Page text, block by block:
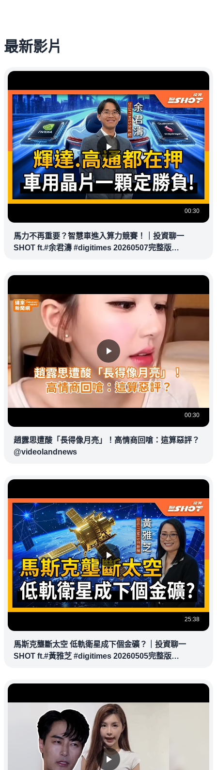
最新影片
00:30
馬力不再重要？智慧車進入算力競賽！｜投資聊一
SHOT ft.#余君濤 #digitimes 20260507完整版
00:30
趙露思遭酸「長得像月亮」！高情商回嗆：這算惡評？
@videolandnews
25:38
馬斯克壟斷太空 低軌衛星成下個金礦？｜投資聊一
SHOT ft.#黃雅芝 #digitimes 20260505完整版